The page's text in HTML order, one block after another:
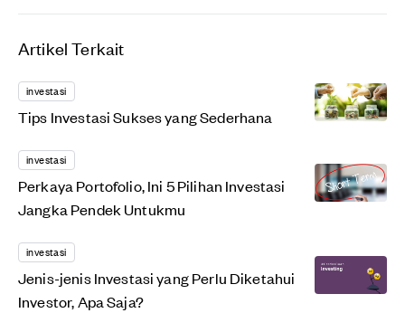
Artikel Terkait
investasi
Tips Investasi Sukses yang Sederhana
investasi
Perkaya Portofolio, Ini 5 Pilihan Investasi
Jangka Pendek Untukmu
investasi
Jenis-jenis Investasi yang Perlu Diketahui
Investor, Apa Saja?